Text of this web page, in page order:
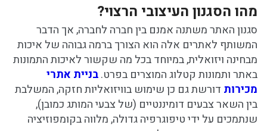
מהו הסגנון העיצובי הרצוי?
סגנון האתר משתנה אמנם בין חברה לחברה, אך הדבר
המשותף לאתרים אלה הוא הצורך ברמה גבוהה של איכות
מבחינה ויזואלית, במיוחד בכל מה שקשור לאיכות התמונות
באתר ותמונות קטלוג המוצרים בפרט.בניית אתרי
מכירות דורשת גם כן שימוש בוויזואליות חזקה, המשלבת
בין השאר צבעים דומיננטיים (של צבעי המותג כמובן),
שנתמכים על ידי טיפוגרפיה גדולה, מלווה בקומפוזיציה